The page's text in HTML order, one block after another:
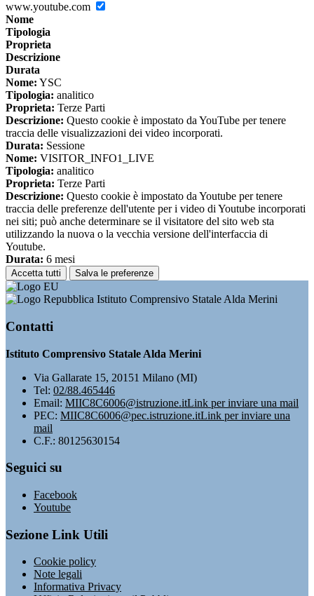
www.youtube.com
Nome
Tipologia
Proprieta
Descrizione
Durata
Nome: YSC
Tipologia: analitico
Proprieta: Terze Parti
Descrizione: Questo cookie è impostato da YouTube per tenere
traccia delle visualizzazioni dei video incorporati.
Durata: Sessione
Nome: VISITOR_INFO1_LIVE
Tipologia: analitico
Proprieta: Terze Parti
Descrizione: Questo cookie è impostato da Youtube per tenere
traccia delle preferenze dell'utente per i video di Youtube incorporati
nei siti; può anche determinare se il visitatore del sito web sta
utilizzando la nuova o la vecchia versione dell'interfaccia di
Youtube.
Durata: 6 mesi
Accetta tutti Salva le preferenze
Istituto Comprensivo Statale Alda Merini
Contatti
Istituto Comprensivo Statale Alda Merini
Via Gallarate 15, 20151 Milano (MI)
Tel: 02/88.465446
Email: MIIC8C6006@istruzione.itLink per inviare una mail
PEC: MIIC8C6006@pec.istruzione.itLink per inviare una
mail
C.F.: 80125630154
Seguici su
Facebook
Youtube
Sezione Link Utili
Cookie policy
Note legali
Informativa Privacy